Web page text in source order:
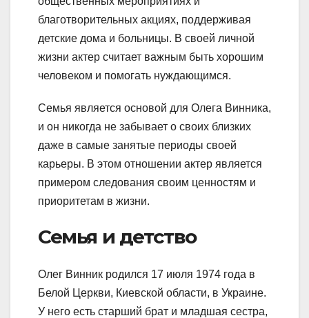
благотворительных акциях, поддерживая
детские дома и больницы. В своей личной
жизни актер считает важным быть хорошим
человеком и помогать нуждающимся.
Семья является основой для Олега Винника,
и он никогда не забывает о своих близких
даже в самые занятые периоды своей
карьеры. В этом отношении актер является
примером следования своим ценностям и
приоритетам в жизни.
Семья и детство
Олег Винник родился 17 июля 1974 года в
Белой Церкви, Киевской области, в Украине.
У него есть старший брат и младшая сестра,